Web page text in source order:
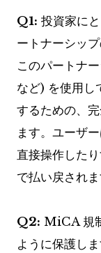
Q1: 投資家に
ートナーシッ
このパートナ
など) を使用し
するための、
ます。ユーザ
直接操作した
で払い戻されま
Q2: MiCA 規
ように保護しま